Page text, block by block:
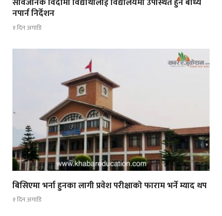
नपार्न निर्देशन
१ दिन अगाडि
बिसिएमा भर्ना हुनका लागी प्रवेश परीक्षाको फाराम भर्ने म्याद थप
१ दिन अगाडि